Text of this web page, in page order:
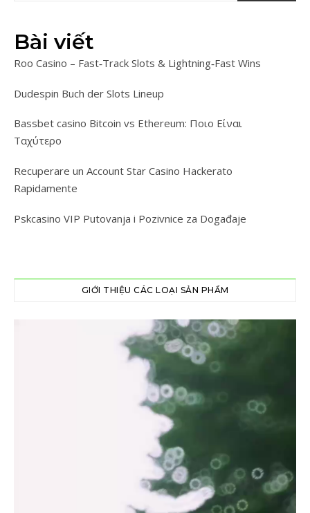
Bài viết
Roo Casino – Fast‑Track Slots & Lightning‑Fast Wins
Dudespin Buch der Slots Lineup
Bassbet casino Bitcoin vs Ethereum: Ποιο Είναι
Ταχύτερο
Recuperare un Account Star Casino Hackerato
Rapidamente
Pskcasino VIP Putovanja i Pozivnice za Događaje
GIỚI THIỆU CÁC LOẠI SẢN PHẨM